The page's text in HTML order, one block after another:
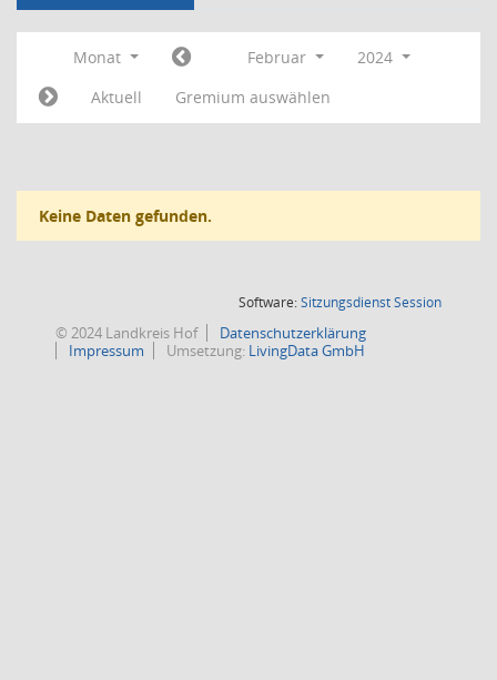
Monat Februar
2024
Aktuell
Gremium auswählen
Keine Daten gefunden.
Software:SitzungsdienstSession(Wird in
© 2024 Landkreis Hof
Datenschutzerklärung
Impressum
Umsetzung: LivingData GmbH